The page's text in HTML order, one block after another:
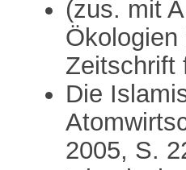
(zus. mit
Zeitschrift
Die
2005, S.